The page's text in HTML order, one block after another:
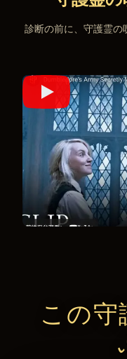
診断の前に、守護霊の
この守